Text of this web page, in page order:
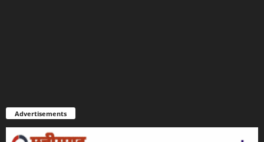
Advertisements